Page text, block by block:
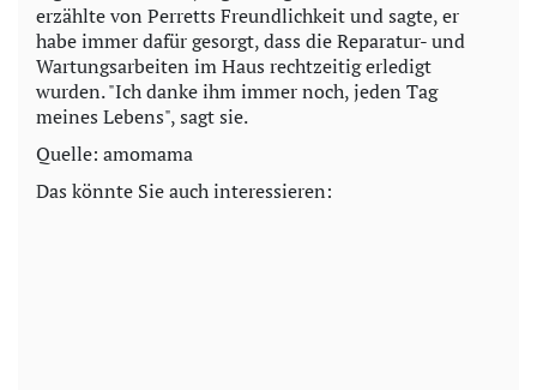
erzählte von Perretts Freundlichkeit und sagte, er
habe immer dafür gesorgt, dass die Reparatur- und
Wartungsarbeiten im Haus rechtzeitig erledigt
wurden. "Ich danke ihm immer noch, jeden Tag
meines Lebens", sagt sie.
Quelle: amomama
Das könnte Sie auch interessieren: